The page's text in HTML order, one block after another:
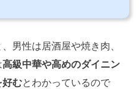
男性は居酒屋や焼き肉、
高級中華や高めのダイニン
むとわかっているので